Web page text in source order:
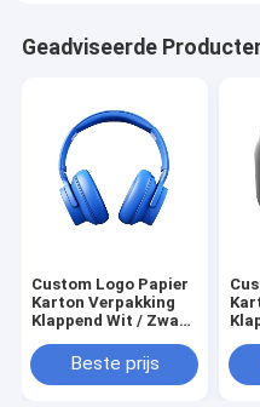
Geadviseerde
Custom Logo Papier
Karton Verpakking
Klappend Wit / Zwart
Magnetische
Geschenkdoos Met
Beste prijs